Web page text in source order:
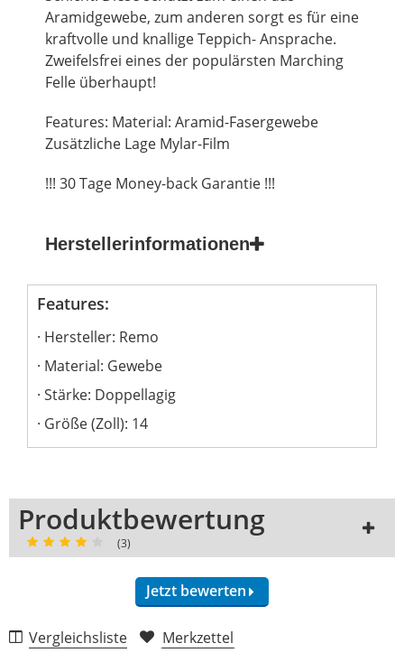
Aramidgewebe, zum anderen sorgt es für eine
kraftvolle und knallige Teppich- Ansprache.
Zweifelsfrei eines der populärsten Marching
Felle überhaupt!
Features: Material: Aramid-Fasergewebe
Zusätzliche Lage Mylar-Film
!!! 30 Tage Money-back Garantie !!!
Herstellerinformationen
Features:
Hersteller: Remo
Material: Gewebe
Stärke: Doppellagig
Größe (Zoll): 14
Produktbewertung
(3)
Jetzt bewerten
Klang (4,7)
Vergleichsliste Merkzettel